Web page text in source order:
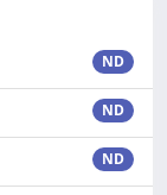
ND
ND
ND